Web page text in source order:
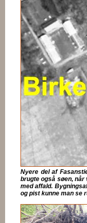
Nyere del af
brugte også søen,
med affald.
og pist kunne man se